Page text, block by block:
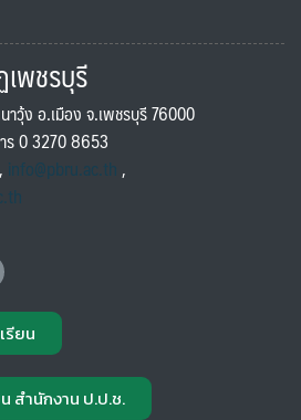
พชรบุรี
วุ้ง อ.เมือง จ.เพชรบุรี 76000
ร 0 3270 8653
, info@pbru.ac.th,
รียน
สำนักงาน ป.ป.ช.